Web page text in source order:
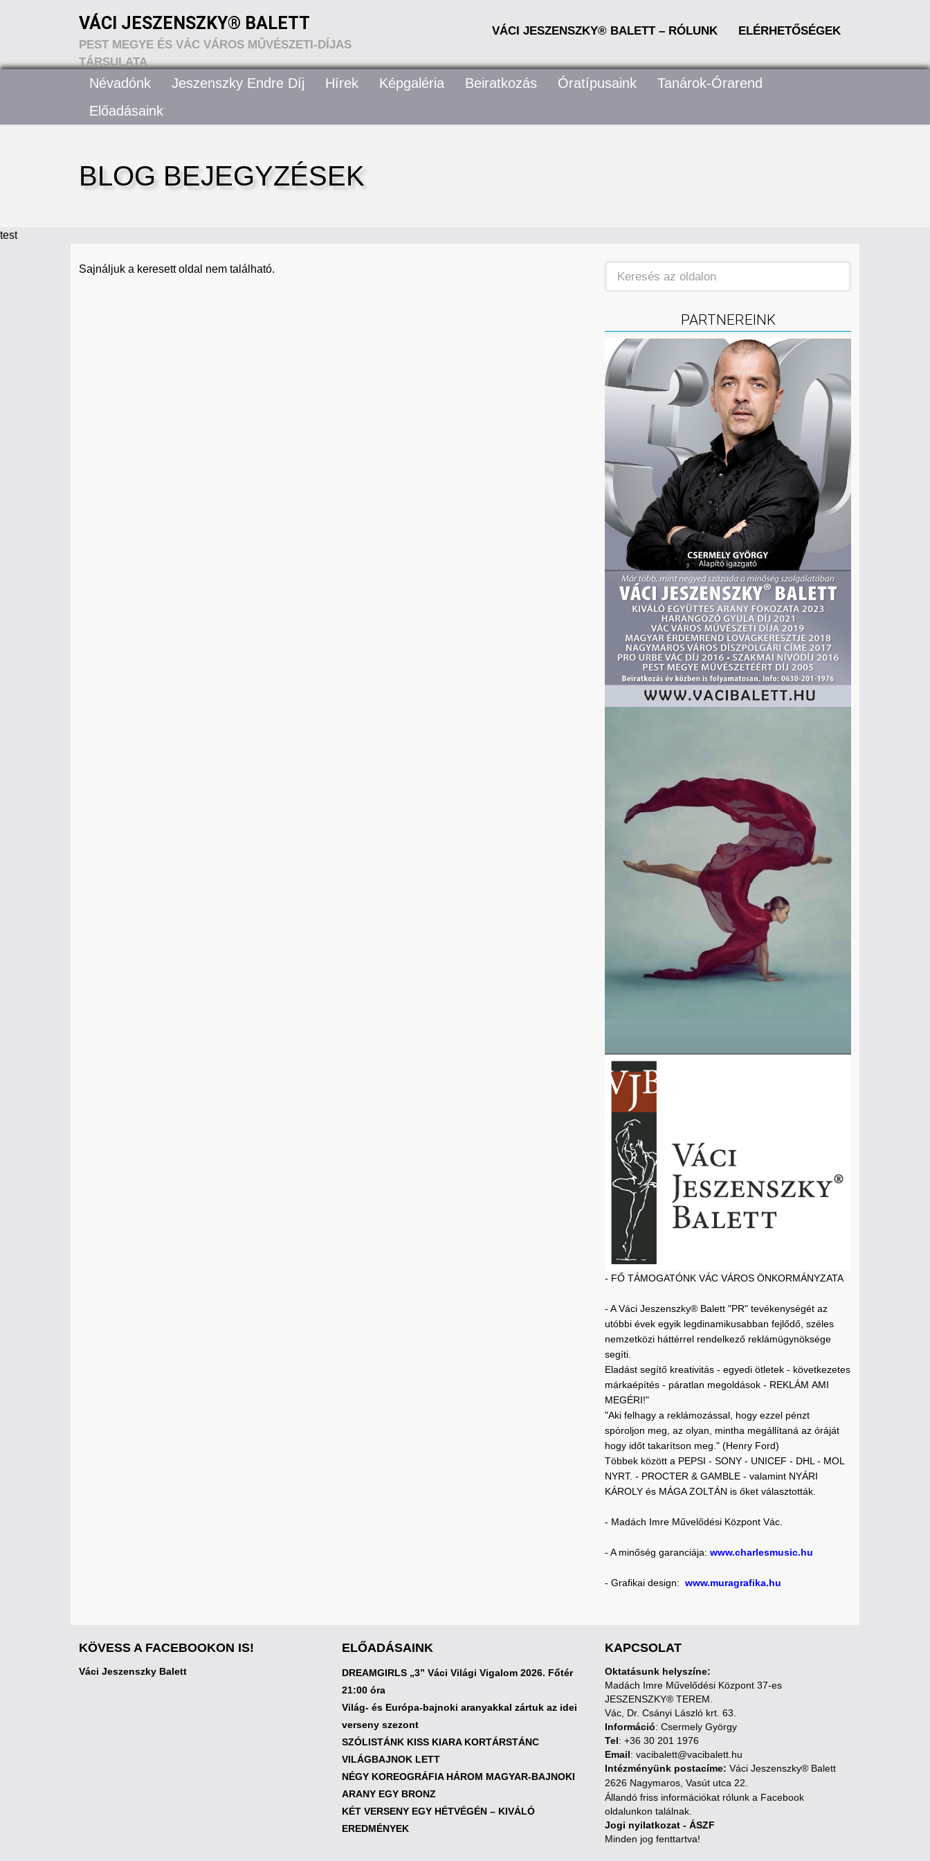
VÁCI JESZENSZKY® BALETT
PEST MEGYE ÉS VÁC VÁROS MŰVÉSZETI-DÍJAS
TÁRSULATA
VÁCI JESZENSZKY® BALETT – RÓLUNK ELÉRHETŐSÉGEK
Névadónk Jeszenszky Endre Díj Hírek Képgaléria Beiratkozás Óratípusaink
Tanárok-Órarend
Előadásaink
BLOG BEJEGYZÉSEK
test
Sajnáljuk a keresett oldal nem található.
PARTNEREINK
- FŐ TÁMOGATÓNK VÁC VÁROS ÖNKORMÁNYZATA
- A Váci Jeszenszky® Balett "PR" tevékenységét az
utóbbi évek egyik legdinamikusabban fejlődő, széles
nemzetközi háttérrel rendelkező reklámügynöksége
segíti.
Eladást segítő kreativitás - egyedi ötletek - következetes
márkaépítés - páratlan megoldások - REKLÁM AMI
MEGÉRI!"
"Aki felhagy a reklámozással, hogy ezzel pénzt
spóroljon meg, az olyan, mintha megállítaná az óráját
hogy időt takarítson meg." (Henry Ford)
Többek között a PEPSI - SONY - UNICEF - DHL - MOL
NYRT. - PROCTER & GAMBLE - valamint NYÁRI
KÁROLY és MÁGA ZOLTÁN is őket választották.
- Madách Imre Művelődési Központ Vác.
- A minőség garanciája: www.charlesmusic.hu
- Grafikai design: www.muragrafika.hu
KÖVESS A FACEBOOKON IS!
Váci Jeszenszky Balett
ELŐADÁSAINK
DREAMGIRLS „3” Váci Világi Vigalom 2026. Főtér
21:00 óra
Világ- és Európa-bajnoki aranyakkal zártuk az idei
verseny szezont
SZÓLISTÁNK KISS KIARA KORTÁRSTÁNC
VILÁGBAJNOK LETT
NÉGY KOREOGRÁFIA HÁROM MAGYAR-BAJNOKI
ARANY EGY BRONZ
KÉT VERSENY EGY HÉTVÉGÉN – KIVÁLÓ
EREDMÉNYEK
KAPCSOLAT
Oktatásunk helyszíne:
Madách Imre Művelődési Központ 37-es
JESZENSZKY® TEREM.
Vác, Dr. Csányi László krt. 63.
Információ: Csermely György
Tel: +36 30 201 1976
Email: vacibalett@vacibalett.hu
Intézményünk postacíme: Váci Jeszenszky® Balett
2626 Nagymaros, Vasút utca 22.
Állandó friss információkat rólunk a Facebook
oldalunkon találnak.
Jogi nyilatkozat - ÁSZF
Minden jog fenttartva!